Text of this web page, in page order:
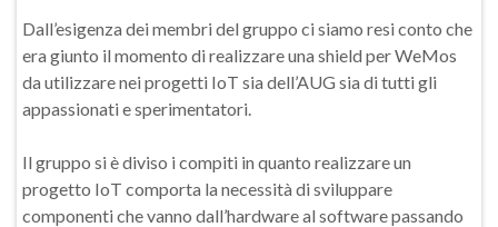
Dall’esigenza dei membri del gruppo ci siamo resi conto che
era giunto il momento di realizzare una shield per WeMos
da utilizzare nei progetti IoT sia dell’AUG sia di tutti gli
appassionati e sperimentatori.
Il gruppo si è diviso i compiti in quanto realizzare un
progetto IoT comporta la necessità di sviluppare
componenti che vanno dall’hardware al software passando